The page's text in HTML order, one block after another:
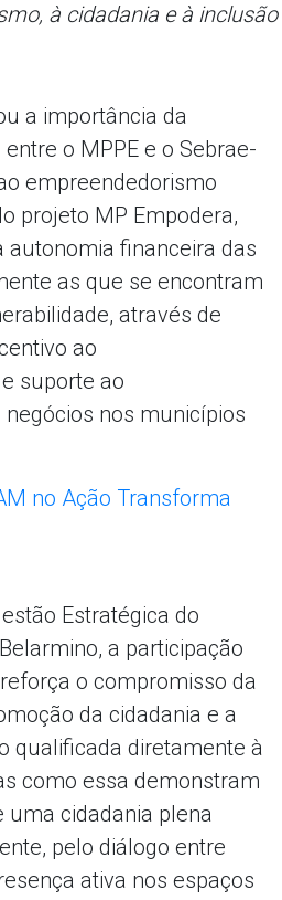
à cidadania e à
a importância da
o MPPE e o Sebrae-
empreendedorismo
projeto MP Empodera,
autonomia financeira das
as que se encontram
através de
ao
suporte ao
nos municípios
Estratégica do
a participação
o compromisso da
da cidadania e a
qualificada diretamente à
como essa demonstram
cidadania plena
pelo diálogo entre
ativa nos espaços